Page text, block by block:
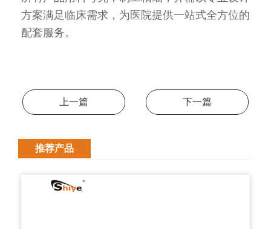
方案满足临床需求，为医院提供一站式全方位的
配套服务。
上一篇 下一篇
推荐产品